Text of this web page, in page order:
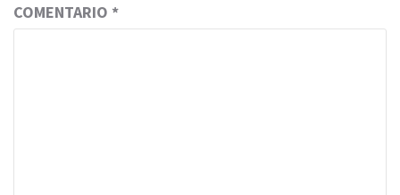
COMENTARIO *